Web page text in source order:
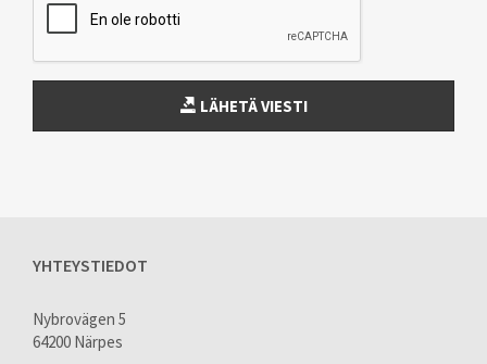
LÄHETÄ VIESTI
YHTEYSTIEDOT
Nybrovägen 5
64200 Närpes